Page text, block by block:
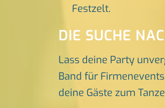
Festzelt.
DIE SUCHE
Lass deine Party
Band für
deine Gäste zum